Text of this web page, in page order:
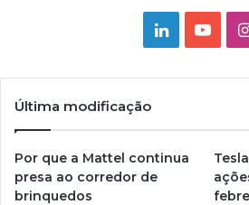
Linkedin
Última modificação
Por que a Mattel continua
presa ao corredor de
brinquedos